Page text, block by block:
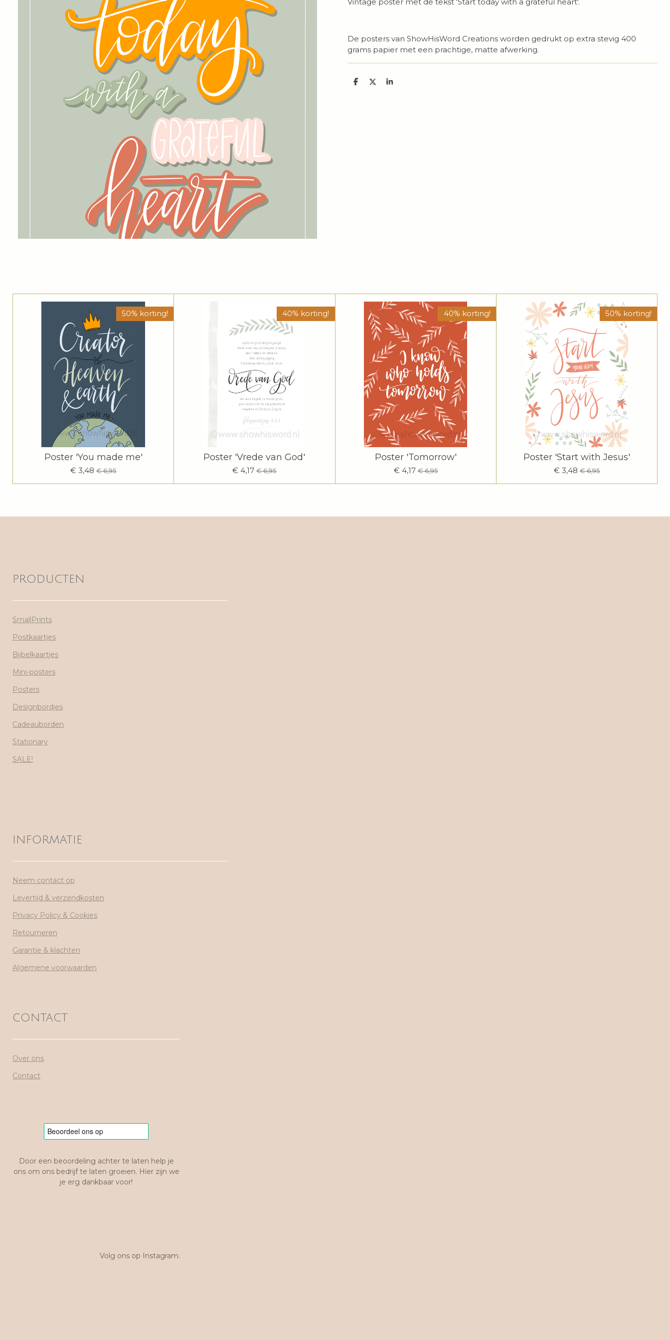
Vintage poster met de tekst 'Start today with a grateful heart'.
De posters van ShowHisWord Creations worden gedrukt op extra stevig 400
grams papier met een prachtige, matte afwerking.
D
D
S
50% korting!
Poster 'You made me'
€ 3,48 € 6,95
40% korting!
Poster 'Vrede van God'
€ 4,17 € 6,95
40% korting!
Poster 'Tomorrow'
€ 4,17 € 6,95
50% korting!
Poster 'Start with Jesus'
€ 3,48 € 6,95
PRODUCTEN
SmallPrints
Postkaartjes
Bijbelkaartjes
Mini-posters
Posters
Designbordjes
Cadeauborden
Stationary
SALE!
INFORMATIE
Neem contact op
Levertijd & verzendkosten
Privacy Policy & Cookies
Retourneren
Garantie & klachten
Algemene voorwaarden
CONTACT
Over ons
Contact
Door een beoordeling achter te laten help je
ons om ons bedrijf te laten groeien. Hier zijn we
je erg dankbaar voor!
Volg ons op Instagram.